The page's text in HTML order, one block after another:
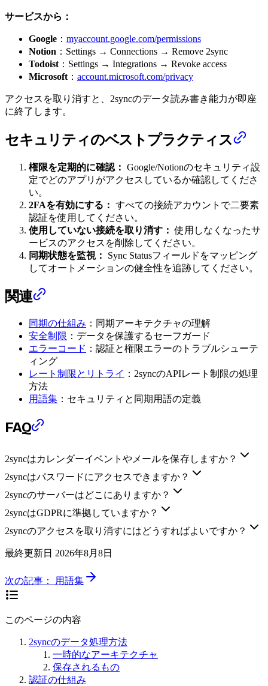
サービスから：
Google ： myaccount.google.com/permissions
Notion ：Settings → Connections → Remove 2sync
Todoist ：Settings → Integrations → Revoke access
Microsoft ： account.microsoft.com/privacy
アクセスを取り消すと、2syncのデータ読み書き能力が即座
に終了します。
セキュリティのベストプラクティス
権限を定期的に確認： Google/Notionのセキュリティ設
定でどのアプリがアクセスしているか確認してくださ
い。
2FAを有効にする： すべての接続アカウントで二要素
認証を使用してください。
使用していない接続を取り消す： 使用しなくなったサ
ービスのアクセスを削除してください。
同期状態を監視：
Sync Statusフィールドをマッピング
してオートメーションの健全性を追跡してください。
関連
同期の仕組み ：同期アーキテクチャの理解
安全制限 ：データを保護するセーフガード
エラーコード ：認証と権限エラーのトラブルシューテ
ィング
レート制限とリトライ ：2syncのAPIレート制限の処理
方法
用語集 ：セキュリティと同期用語の定義
FAQ
2syncはカレンダーイベントやメールを保存しますか？
2syncはパスワードにアクセスできますか？
2syncのサーバーはどこにありますか？
2syncはGDPRに準拠していますか？
2syncのアクセスを取り消すにはどうすればよいですか？
最終更新日 2026年8月8日
次の記事： 用語集
このページの内容
2syncのデータ処理方法
一時的なアーキテクチャ
保存されるもの
認証の仕組み